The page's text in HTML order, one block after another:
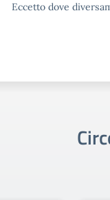
Eccetto dove